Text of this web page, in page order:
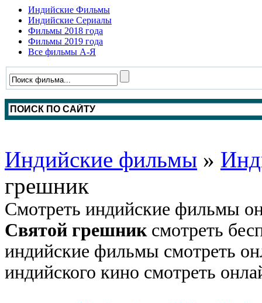
Индийские Фильмы
Индийские Сериалы
Фильмы 2018 года
Фильмы 2019 года
Все фильмы А-Я
Индийские фильмы »
грешник
Смотреть индийские фильмы
Святой грешниксмотреть
индийские фильмы смотреть
индийского кино смотреть